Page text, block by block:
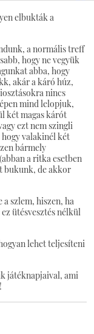
elbukták a
a normális treff
hogy ne vegyük
abba, hogy
akár a káró húz,
nincs
mind lelopjuk,
két magas kárót
ezt nem szingli
valakinél két
bármely
a ritka esetben
bukunk, de akkor
a szlem, hiszen, ha
ütésvesztés nélkül
lehet teljesíteni
játéknapjaival, ami